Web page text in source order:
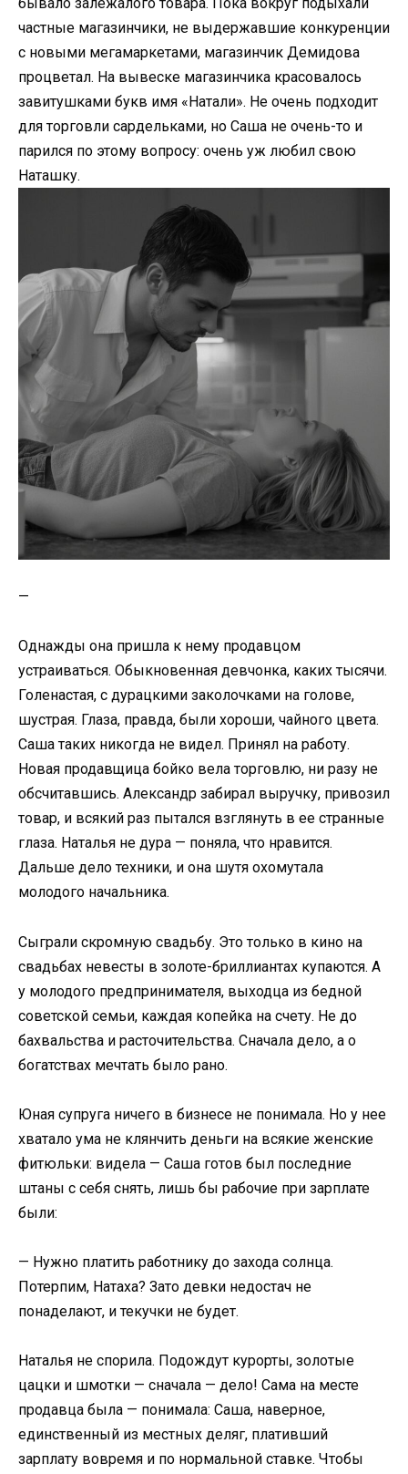
частные магазинчики, не выдержавшие конкуренции
с новыми мегамаркетами, магазинчик Демидова
процветал. На вывеске магазинчика красовалось
завитушками букв имя «Натали». Не очень подходит
для торговли сардельками, но Саша не очень-то и
парился по этому вопросу: очень уж любил свою
Наташку.
—
Однажды она пришла к нему продавцом
устраиваться. Обыкновенная девчонка, каких тысячи.
Голенастая, с дурацкими заколочками на голове,
шустрая. Глаза, правда, были хороши, чайного цвета.
Саша таких никогда не видел. Принял на работу.
Новая продавщица бойко вела торговлю, ни разу не
обсчитавшись. Александр забирал выручку, привозил
товар, и всякий раз пытался взглянуть в ее странные
глаза. Наталья не дура — поняла, что нравится.
Дальше дело техники, и она шутя охомутала
молодого начальника.
Сыграли скромную свадьбу. Это только в кино на
свадьбах невесты в золоте-бриллиантах купаются. А
у молодого предпринимателя, выходца из бедной
советской семьи, каждая копейка на счету. Не до
бахвальства и расточительства. Сначала дело, а о
богатствах мечтать было рано.
Юная супруга ничего в бизнесе не понимала. Но у нее
хватало ума не клянчить деньги на всякие женские
фитюльки: видела — Саша готов был последние
штаны с себя снять, лишь бы рабочие при зарплате
были:
— Нужно платить работнику до захода солнца.
Потерпим, Натаха? Зато девки недостач не
понаделают, и текучки не будет.
Наталья не спорила. Подождут курорты, золотые
цацки и шмотки — сначала — дело! Сама на месте
продавца была — понимала: Саша, наверное,
единственный из местных деляг, плативший
зарплату вовремя и по нормальной ставке. Чтобы